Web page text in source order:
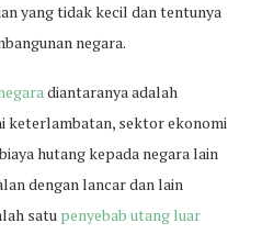
yang tidak kecil dan tentunya
negara.
diantaranya adalah
keterlambatan, sektor ekonomi
hutang kepada negara lain
dengan lancar dan lain
satu penyebab utang luar